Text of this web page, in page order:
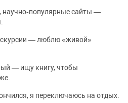
научно‑популярные сайты —
— люблю «живой»
— ищу книгу, чтобы
я переключаюсь на отдых.